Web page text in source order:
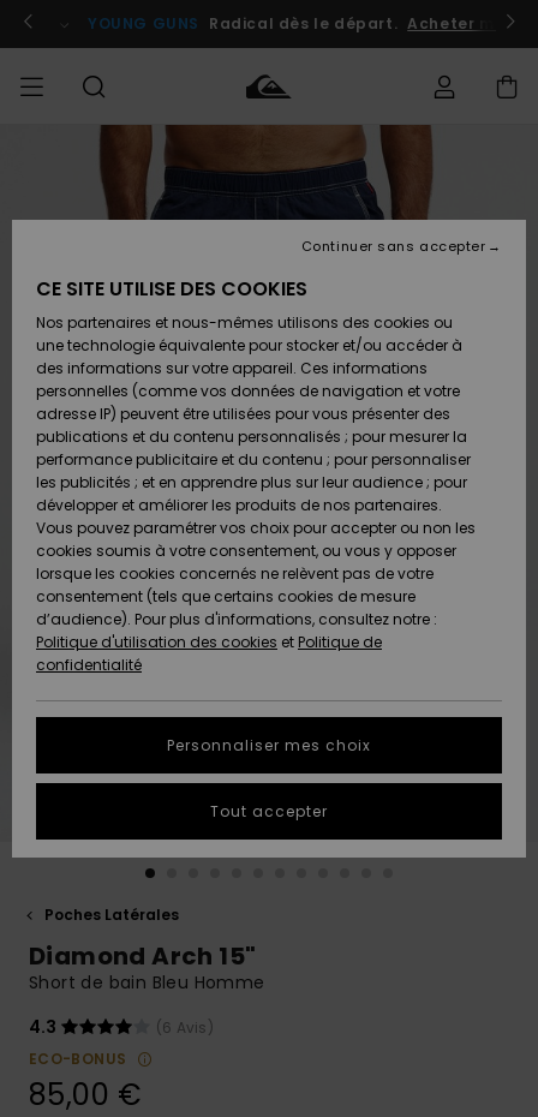
l'information
le
Se connecter / s'inscrire
YOUNG GUNS Radical dès le départ. Acheter
Vêtements
Chaussures
& Tongs
Surf
Snow
Nouveautés
A
Découvrir
Vêtements
Chaussures
& Tongs
Surf
Snow
Nouveautés
A
Découvrir
FEMME
Shop
A
Découvrir
Snow
SURF
Surf
Surf
Shop
Enfant
Highlights
Communauté
SNOW
Snow
Snow
Shop
Enfant
Snow
Shop
Femme
A
Découvrir
Communauté
OUTLET
Outlet
Homme
Enfant
Outlet
Femme
AIDE &
CONTACT
Retours
Paiement
Carte
Cadeau
Quiksilver
Freedom
Protection
des
tailles
obtenir la
plus rapide
à votre
Démarrer
MAGASINS
QUIKSILVER
Poches Latérales
Diamond Arch 15"
Short de bain Bleu Homme
4.3
(6 Avis)
ECO-BONUS
85,00 €
CE SITE UTILISE DES COOKIES
Nos partenaires et nous-mêmes utilisons des cookies ou
une technologie équivalente pour stocker et/ou accéder à
des informations sur votre appareil. Ces informations
personnelles (comme vos données de navigation et votre
adresse IP) peuvent être utilisées pour vous présenter des
publications et du contenu personnalisés ; pour mesurer la
performance publicitaire et du contenu ; pour personnaliser
les publicités ; et en apprendre plus sur leur audience ; pour
développer et améliorer les produits de nos partenaires.
Vous pouvez paramétrer vos choix pour accepter ou non les
cookies soumis à votre consentement, ou vous y opposer
lorsque les cookies concernés ne relèvent pas de votre
consentement (tels que certains cookies de mesure
d’audience). Pour plus d'informations, consultez notre :
Politique d'utilisation des cookies et Politique de
confidentialité
Personnaliser mes choix
Continuer sans accepter
Tout accepter